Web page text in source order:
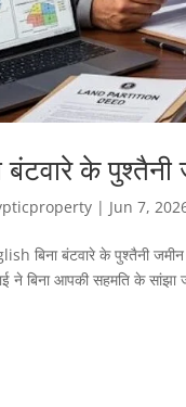
बंटवारे के
| Jun 7,
बिना बंटवारे के पुश्तैनी
ने बिना आपकी सहमति के सांझा